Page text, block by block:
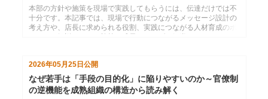
本部の方針や施策を現場で実践してもらうには、伝達だけでは不
十分です。本記事では、現場で行動につながるメッセージ設計の
考え方や、店長に求められる役割、実践につながる人材育成のポ
2026年05月25日公開
なぜ若手は「手段の目的化」に陥りやすいのか～官僚制
の逆機能を成熟組織の構造から読み解く